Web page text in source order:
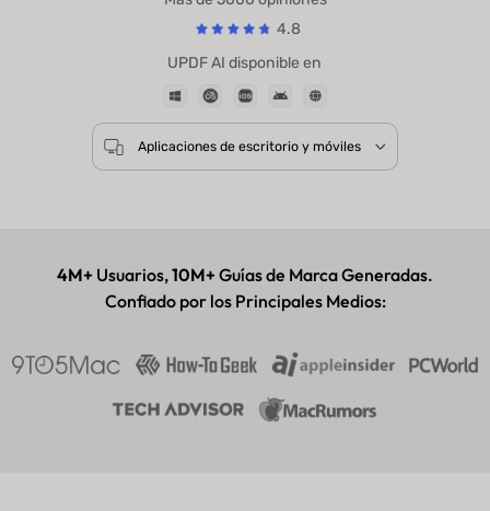
Desarrollado por
GPT-5 |
DeepSeek R1
Más de 5000 opiniones
4.8
UPDF AI disponible en
4M+ Usuarios,10M+ Guías de Marca Generadas.
Confiado por los Principales Medios: